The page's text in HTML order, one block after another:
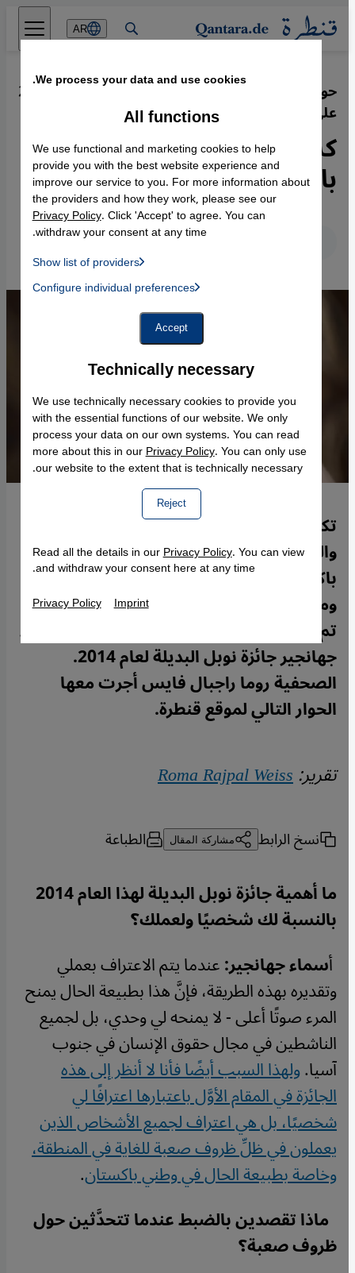
Direkt zum Inhalt springen
AR
حوار مع الحقوقية أسماء جهانجير الحائزة
على جائزة نوبل البديلة 2014
·
29.12.2014
كسر المحرمات الاجتماعية في
باكستان
English عربي
تكريما لها على عملها في حماية الضعفاء
والدفاع عن حقوق الإنسان وتعزيزها في
باكستان -في ظل ظروف غالبا ما تكون صعبة
ومعقدة للغاية ومع تعريض نفسها لخطر كبير-
تم منح المحامية الباكستانية الحقوقية أسماء
جهانجير جائزة نوبل البديلة لعام 2014.
الصحفية روما راجبال فايس أجرت معها
الحوار التالي لموقع قنطرة.
تقرير:Roma Rajpal Weiss
نسخ الرابط مشاركة المقال الطباعة
ما أهمية جائزة نوبل البديلة لهذا العام 2014
بالنسبة لك شخصيًا ولعملك؟
أسماء جهانجير:عندما يتم الاعتراف بعملي
وتقديره بهذه الطريقة، فإنَّ هذا بطبيعة الحال يمنح
المرء صوتًا أعلى - لا يمنحه لي وحدي، بل لجميع
الناشطين في مجال حقوق الإنسان في جنوب
آسيا.ولهذا السبب أيضًا فأنا لا أنظر إلى هذه
الجائزة في المقام الأوَّل باعتبارها اعترافًا لي
شخصيًا، بل هي اعتراف لجميع الأشخاص الذين
يعملون في ظلِّ ظروف صعبة للغاية في المنطقة،
وخاصة بطبيعة الحال في وطني باكستان.
ماذا تقصدين بالضبط عندما تتحدَّثين حول
ظروف صعبة؟
We process your data and use cookies.
Technically necessary
We use technically necessary cookies to provide you
with the essential functions of our website. We only
process your data on our own systems. You can read
more about this in ourPrivacy Policy. You can only use
our website to the extent that is technically necessary.
Reject
All functions
We use functional and marketing cookies to help
provide you with the best website experience and
improve our service to you. For more information about
the providers and how they work, please see our
Privacy Policy. Click 'Accept' to agree. You can
withdraw your consent at any time.
Show list of providers
Instagram Embed, Twitter Embed, Youtube Embed
Facebook Embed / Facebook Connect
Google Maps Embed
Configure individual preferences
Accept
Read all the details in ourPrivacy Policy. You can view
and withdraw your consent here at any time.
Privacy Policy Imprint